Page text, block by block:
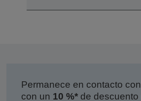
Permanece en contacto
con un 10 %*de descuento